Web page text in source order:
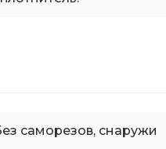
саморезов, снаружи